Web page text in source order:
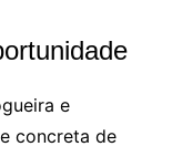
e
concreta de